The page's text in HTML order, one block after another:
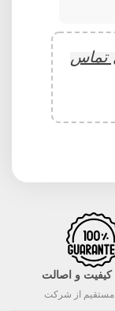
تماس
و اصالت
از شرکت